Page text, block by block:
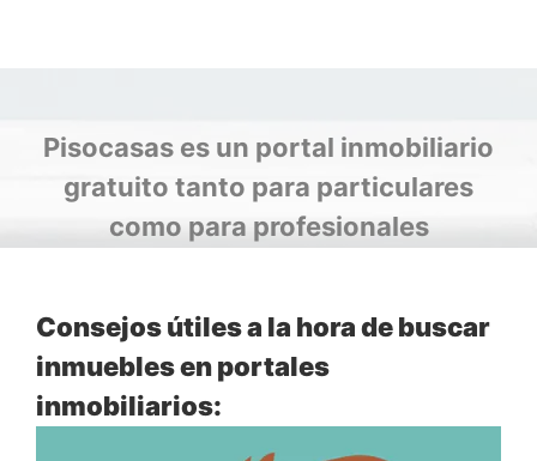
Pisocasas es un portal inmobiliario
gratuito tanto para particulares
como para profesionales
Consejos útiles a la hora de buscar
inmuebles en portales
inmobiliarios: